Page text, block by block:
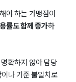
야 하는 가맹점이
률도 함께 증가하
확하지 않아 담당
나 기준 불일치로